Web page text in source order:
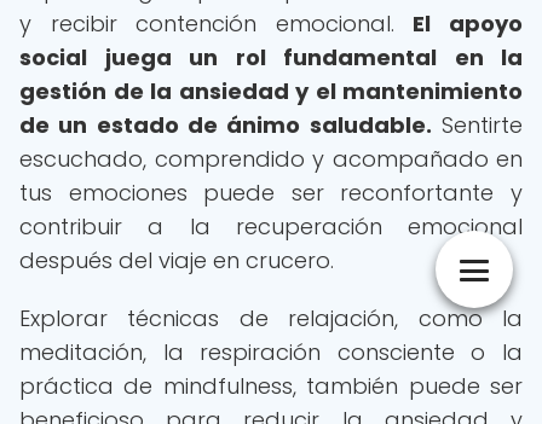
y recibir contención emocional. El apoyo
social juega un rol fundamental en la
gestión de la ansiedad y el mantenimiento
de un estado de ánimo saludable. Sentirte
escuchado, comprendido y acompañado en
tus emociones puede ser reconfortante y
contribuir a la recuperación emocional
después del viaje en crucero.
Explorar técnicas de relajación, como la
meditación, la respiración consciente o la
práctica de mindfulness, también puede ser